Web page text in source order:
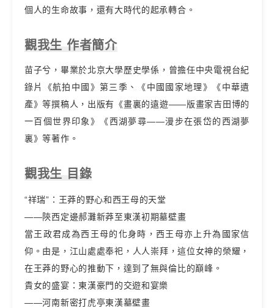
個人的生命故事，還有大時代的起承轉合。
觀我生 作者簡介
苗子兮，畢業於北京大學歷史學係，曾擔任中央電視台紀
錄片《航拍中國》第三季、《中國國家地理》《中華遺
產》等撰稿人，出版有《畫裏的遠遊——版畫家吉田博的
一百個世界印象》《西湖夢尋——漫步在張岱的西湖夢
裏》等著作。
觀我生 目錄
“祥瑞”：王莽的野心和西王母的天堂
——陝西定邊郝灘新莽至東漢初期墓壁畫
當王政君成為西王母的化身時，西王母亦上升為國家信
仰。由是，江山處處奉祀，人人崇拜，這位女神的榮耀，
在王莽的野心的推動下，達到了無與倫比的巔峰。
貴女的盛宴：東漢豪門的交遊和宴樂
——河南新密打虎亭東漢墓壁畫